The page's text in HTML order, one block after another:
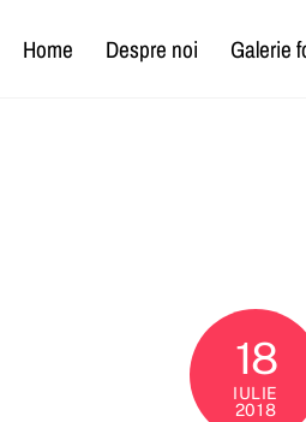
Home Despre noi Galerie
18
IULIE
2018